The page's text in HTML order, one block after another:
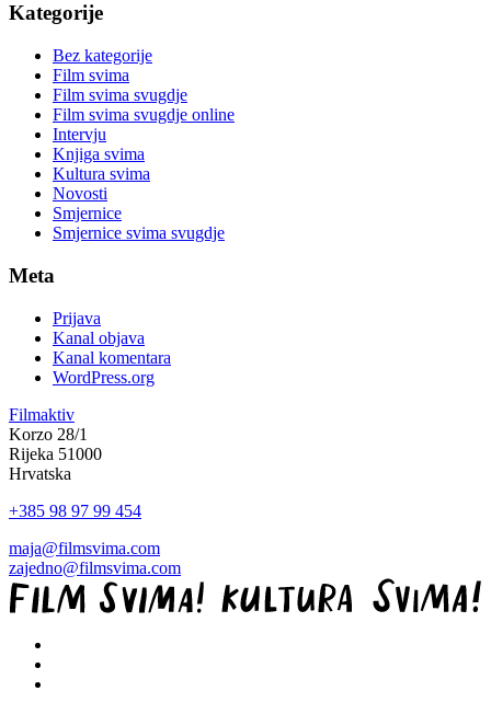
Kategorije
Bez kategorije
Film svima
Film svima svugdje
Film svima svugdje online
Intervju
Knjiga svima
Kultura svima
Novosti
Smjernice
Smjernice svima svugdje
Meta
Prijava
Kanal objava
Kanal komentara
WordPress.org
Filmaktiv
Korzo 28/1
Rijeka 51000
Hrvatska
+385 98 97 99 454
maja@filmsvima.com
zajedno@filmsvima.com